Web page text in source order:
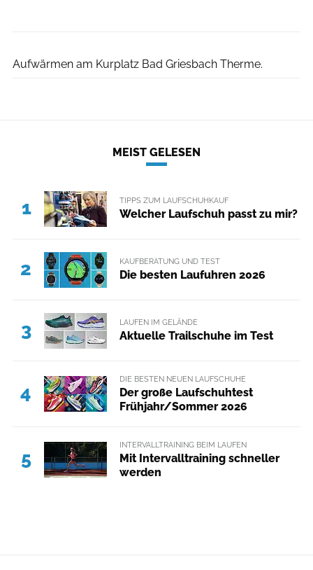
Aufwärmen am Kurplatz Bad Griesbach Therme.
MEIST GELESEN
1 TIPPS ZUM LAUFSCHUHKAUF
Welcher Laufschuh passt zu mir?
2 KAUFBERATUNG UND TEST
Die besten Laufuhren 2026
3 LAUFEN IM GELÄNDE
Aktuelle Trailschuhe im Test
4
DIE BESTEN NEUEN LAUFSCHUHE
Der große Laufschuhtest
Frühjahr/Sommer 2026
5
INTERVALLTRAINING BEIM LAUFEN
Mit Intervalltraining schneller
werden